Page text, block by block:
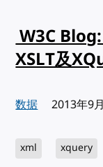
W3C
XSLT及
数据 发布:
2013年9
xml xquery